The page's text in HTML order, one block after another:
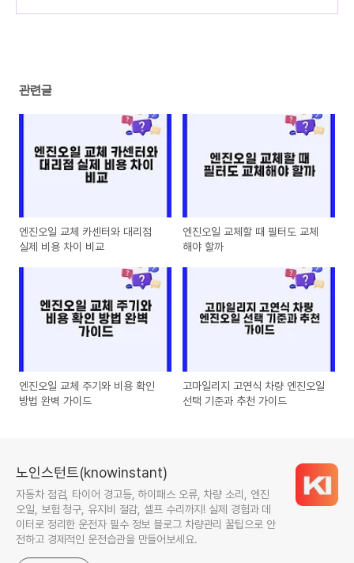
관련글
엔진오일 교체 카센터와 대리점
실제 비용 차이 비교
엔진오일 교체할 때 필터도 교체
해야 할까
엔진오일 교체 주기와 비용 확인
방법 완벽 가이드
고마일리지 고연식 차량 엔진오일
선택 기준과 추천 가이드
노인스턴트(knowinstant)
자동차 점검, 타이어 경고등, 하이패스 오류, 차량 소리, 엔진
오일, 보험 청구, 유지비 절감, 셀프 수리까지! 실제 경험과 데
이터로 정리한 운전자 필수 정보 블로그 차량관리 꿀팁으로 안
전하고 경제적인 운전습관을 만들어보세요.